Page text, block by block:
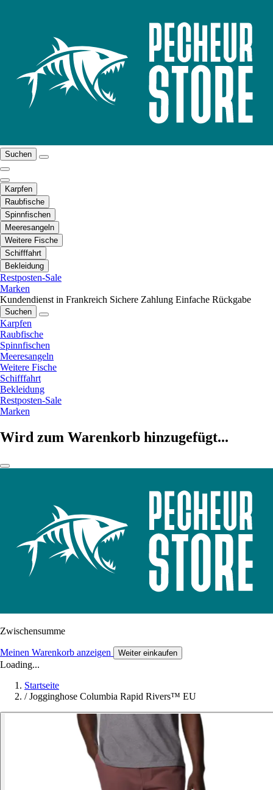
Suchen
Karpfen
Raubfische
Spinnfischen
Meeresangeln
Weitere Fische
Schifffahrt
Bekleidung
Restposten-Sale
Marken
Kundendienst in Frankreich Sichere Zahlung Einfache Rückgabe
Suchen
Karpfen
Raubfische
Spinnfischen
Meeresangeln
Weitere Fische
Schifffahrt
Bekleidung
Restposten-Sale
Marken
Wird zum Warenkorb hinzugefügt...
Zwischensumme
Meinen Warenkorb anzeigen Weiter einkaufen
Loading...
Startseite
/ Jogginghose Columbia Rapid Rivers™ EU